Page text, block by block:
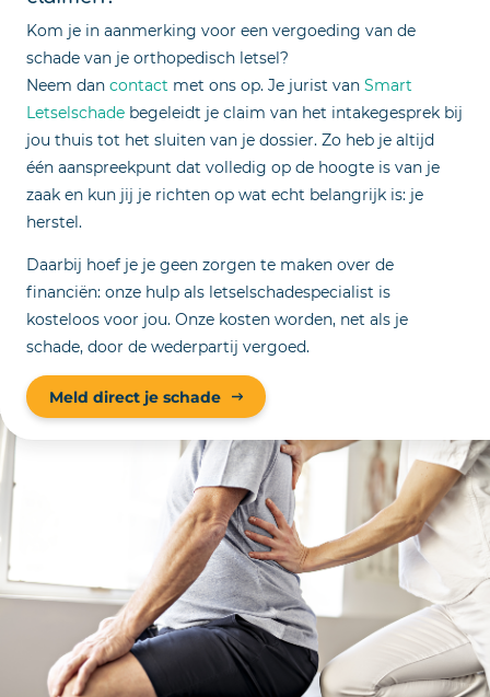
Kom je in aanmerking voor een vergoeding van de
schade van je orthopedisch letsel?
Neem dan contact met ons op. Je jurist van Smart
Letselschade begeleidt je claim van het intakegesprek bij
jou thuis tot het sluiten van je dossier. Zo heb je altijd
één aanspreekpunt dat volledig op de hoogte is van je
zaak en kun jij je richten op wat echt belangrijk is: je
herstel.
Daarbij hoef je je geen zorgen te maken over de
financiën: onze hulp als letselschadespecialist is
kosteloos voor jou. Onze kosten worden, net als je
schade, door de wederpartij vergoed.
Meld direct je schade